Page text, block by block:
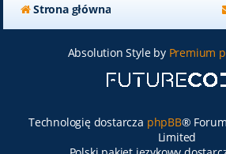
Strona główna
Absolution Style by Premium
Technologię dostarcza phpBB®
Limited